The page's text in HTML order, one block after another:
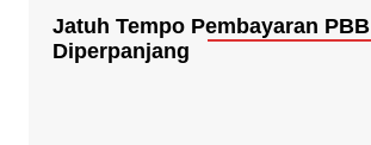
Jatuh Tempo Pembayaran PBB
Diperpanjang